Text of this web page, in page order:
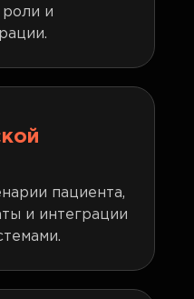
и
пациента,
и интеграции